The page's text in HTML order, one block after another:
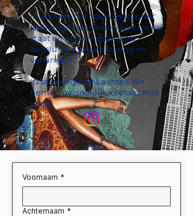
In een kennismakingsgesprek
verkennen we samen waar je nu
staat en of onze opleiding
aansluit bij jouw ervaring en
verlangen.
Laat je gegevens achter. We
nemen persoonlijk contact met
je op.
Voornaam *
Achternaam *